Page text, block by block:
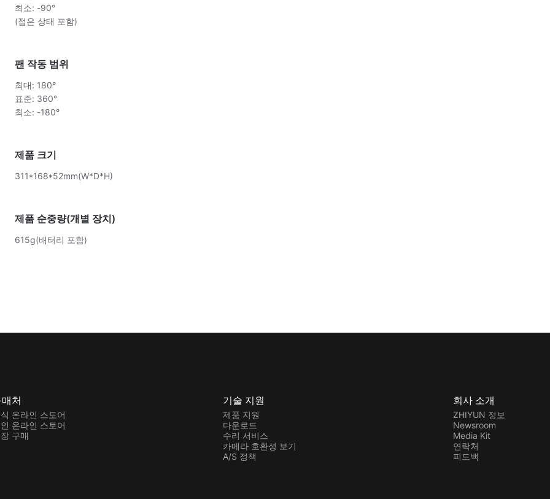
최소: -90°
(접은 상태 포함)
팬 작동 범위
최대: 180°
표준: 360°
최소: -180°
제품 크기
311*168*52mm(W*D*H)
제품 순중량(개별 장치)
615g(배터리 포함)
처
온라인 스토어
온라인 스토어
구매
기술 지원
제품 지원
다운로드
수리 서비스
카메라 호환성 보기
A/S 정책
회사 소개
ZHIYUN 정보
Newsroom
Media Kit
연락처
피드백